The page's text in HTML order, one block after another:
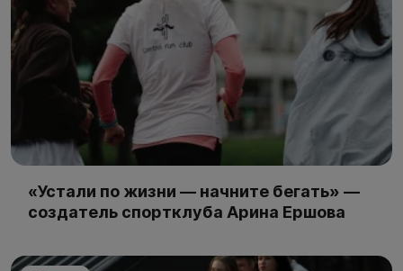
«Устали по жизни — начните бегать» —
создатель спортклуба Арина Ершова